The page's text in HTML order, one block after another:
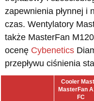
zapewnienia płynnej i
czas. Wentylatory
także MasterFan
ocenę Cybenetics
przepływu ciśnienia
Cooler
MasterFan
FC